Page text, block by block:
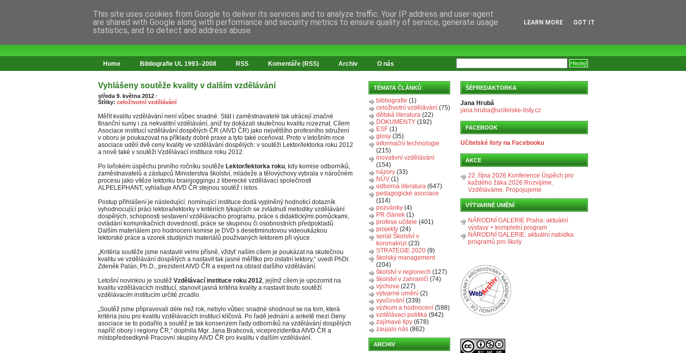
Home Bibliografie UL 1993–2008 RSS Komentáře (RSS) Archiv O nás
Vyhlášeny soutěže kvality v dalším vzdělávání
středa 9. května 2012 ·
Štítky: celoživotní vzdělávání
Měřit kvalitu vzdělávání není vůbec snadné. Stát i zaměstnavatelé tak utrácejí značné
finanční sumy i za nekvalitní vzdělávání, aniž by dokázali skutečnou kvalitu rozeznat. Cílem
Asociace institucí vzdělávání dospělých ČR (AIVD ČR) jako největšího profesního sdružení
v oboru je poukazovat na příklady dobré praxe a tyto také oceňovat. Proto v letošním roce
asociace udělí dvě ceny kvality ve vzdělávání dospělých: v soutěži Lektor/lektorka roku 2012
a nově také v soutěži Vzdělávací instituce roku 2012.
Po loňském úspěchu prvního ročníku soutěže Lektor/lektorka roku, kdy komise odborníků,
zaměstnavatelů a zástupců Ministerstva školství, mládeže a tělovýchovy vybrala v náročném
procesu jako vítěze lektorku brainjoggingu z liberecké vzdělávací společnosti
ALPELEPHANT, vyhlašuje AIVD ČR stejnou soutěž i letos.
Postup přihlášení je následující: nominující instituce dodá vyplněný hodnoticí dotazník
vyhodnocující práci lektora/lektorky v kritériích týkajících se zvládnutí metodiky vzdělávání
dospělých, schopnosti sestavení vzdělávacího programu, práce s didaktickými pomůckami,
ovládání komunikačních dovedností, práce se skupinou či osobnostních předpokladů.
Dalším materiálem pro hodnocení komise je DVD s desetiminutovou videoukázkou
lektorské práce a vzorek studijních materiálů používaných lektorem při výuce.
„Kritéria soutěže jsme nastavili velmi přísně, vždyť naším cílem je poukázat na skutečnou
kvalitu ve vzdělávání dospělých a nastavit tak jasné měřítko pro ostatní lektory,“ uvedl PhDr.
Zdeněk Palán, Ph.D., prezident AIVD ČR a expert na oblast dalšího vzdělávání.
Letošní novinkou je soutěž Vzdělávací instituce roku 2012, jejímž cílem je upozornit na
kvalitu vzdělávacích institucí, stanovit jasná kritéria kvality a nastavit touto soutěží
vzdělávacím institucím určité zrcadlo.
„Soutěž jsme připravovali déle než rok, nebylo vůbec snadné shodnout se na tom, která
kritéria jsou pro kvalitu vzdělávacích institucí klíčová. Po řadě jednání a anketě mezi členy
asociace se to podařilo a soutěž je tak konsenzem řady odborníků na vzdělávání dospělých
napříč obory i regiony ČR,“ doplnila Mgr. Jana Brabcová, viceprezidentka AIVD ČR a
místopředsedkyně Pracovní skupiny AIVD ČR pro kvalitu v dalším vzdělávání.
TÉMATA ČLÁNKŮ
bibliografie (1)
celoživotní vzdělávání (75)
dětská literatura (22)
DOKUMENTY (192)
ESF (1)
glosy (35)
informační technologie
(215)
inovativní vzdělávání
(154)
názory (33)
NÚV (1)
odborná literatura (647)
pedagogické asociace
(114)
pozvánky (4)
PR článek (1)
profese učitele (401)
projekty (24)
seriál Školství v
koronakrizi (23)
STRATEGIE 2020 (9)
školský management
(204)
školství v regionech (127)
školství v zahraničí (74)
výchova (227)
výtvarné umění (2)
vyučování (339)
výzkum a hodnocení (598)
vzdělávací politika (942)
zajímavé tipy (678)
zaujalo nás (862)
ARCHIV
ŠÉFREDAKTORKA
Jana Hrubá
jana.hruba@ucitelske-listy.cz
FACEBOOK
Učitelské listy na Facebooku
AKCE
22. října 2026 Konference Úspěch pro
každého žáka 2026 Rozvíjíme.
Vzděláváme. Propojujeme
VÝTVARNÉ UMĚNÍ
NÁRODNÍ GALERIE Praha: aktuální
výstavy + kompletní program
NÁRODNÍ GALERIE: aktuální nabídka
programů pro školy
This site uses cookies from Google to deliver its services and to analyze traffic. Your IP address and user-agent
are shared with Google along with performance and security metrics to ensure quality of service, generate usage
statistics, and to detect and address abuse.
LEARN MORE GOT IT